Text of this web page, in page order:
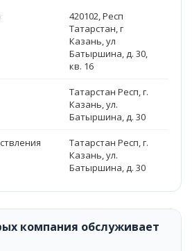
420102, Респ
Татарстан, г
Казань, ул
Батыршина, д. 30,
кв. 16
Татарстан Респ, г.
Казань, ул.
Батыршина, д. 30
Татарстан Респ, г.
Казань, ул.
Батыршина, д. 30
компания обслуживает